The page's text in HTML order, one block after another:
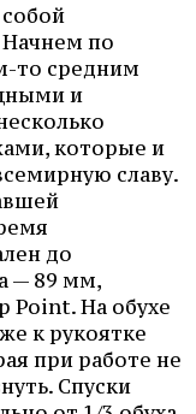
Начнем по
то средним
и
которые и
славу.
до
— 89 мм,
На обухе
к рукоятке
при работе не
Спуски